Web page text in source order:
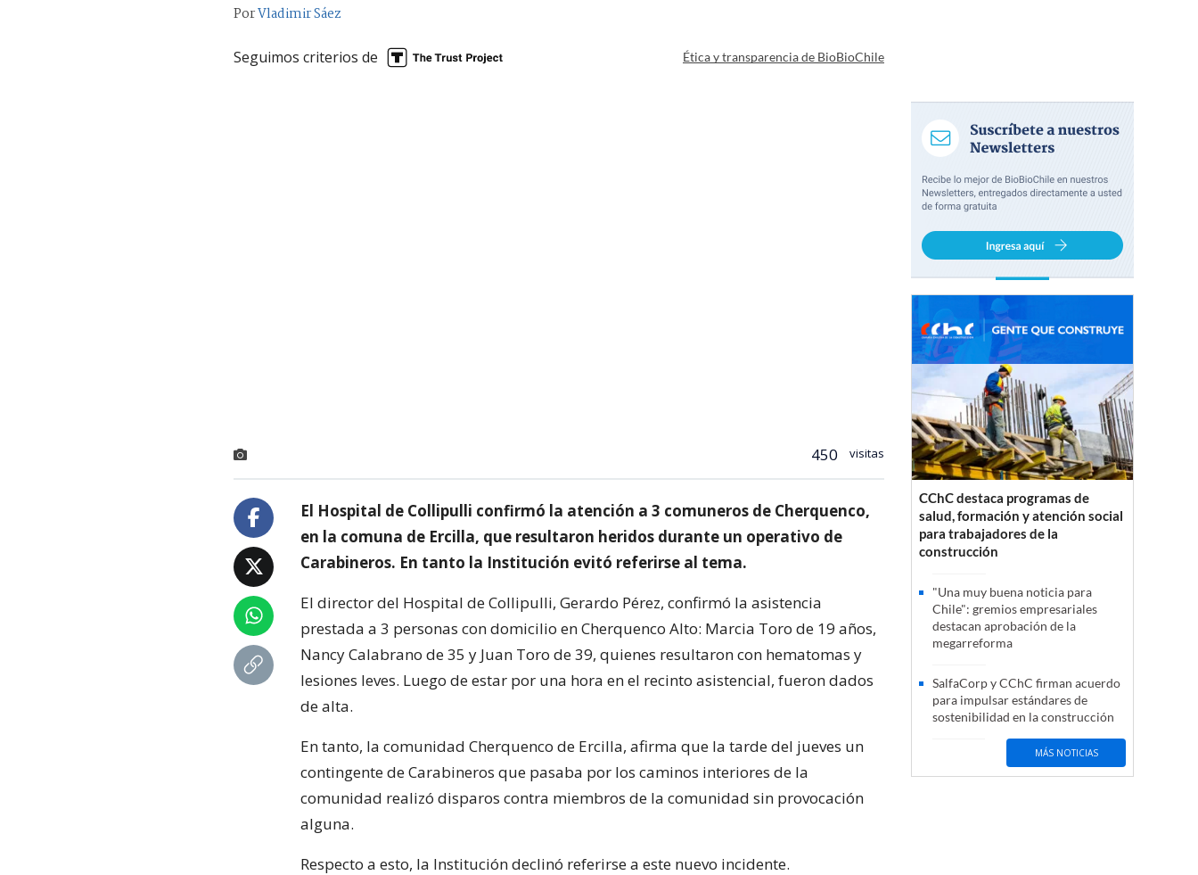
PorVladimir Sáez
Seguimos criterios de Ética y transparencia de BioBioChile
450 visitas
El Hospital de Collipulli confirmó la atención a 3 comuneros de Cherquenco,
en la comuna de Ercilla, que resultaron heridos durante un operativo de
Carabineros. En tanto la Institución evitó referirse al tema.
El director del Hospital de Collipulli, Gerardo Pérez, confirmó la asistencia
prestada a 3 personas con domicilio en Cherquenco Alto: Marcia Toro de 19 años,
Nancy Calabrano de 35 y Juan Toro de 39, quienes resultaron con hematomas y
lesiones leves. Luego de estar por una hora en el recinto asistencial, fueron dados
de alta.
En tanto, la comunidad Cherquenco de Ercilla, afirma que la tarde del jueves un
contingente de Carabineros que pasaba por los caminos interiores de la
comunidad realizó disparos contra miembros de la comunidad sin provocación
alguna.
Respecto a esto, la Institución declinó referirse a este nuevo incidente.
CChC destaca programas de
salud, formación y atención social
para trabajadores de la
construcción
"Una muy buena noticia para
Chile": gremios empresariales
destacan aprobación de la
megarreforma
SalfaCorp y CChC firman acuerdo
para impulsar estándares de
sostenibilidad en la construcción
MÁS NOTICIAS